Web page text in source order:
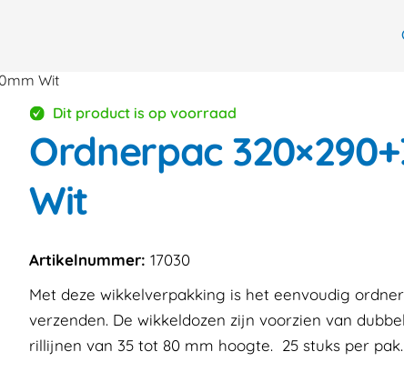
Wit
Dit product is op voorraad
Ordnerpac
Wit
Artikelnummer: 17030
Met deze wikkelverpakking is het eenvoudig
verzenden. De wikkeldozen zijn voorzien van
rillijnen van 35 tot 80 mm hoogte. 25 stuks per pak.